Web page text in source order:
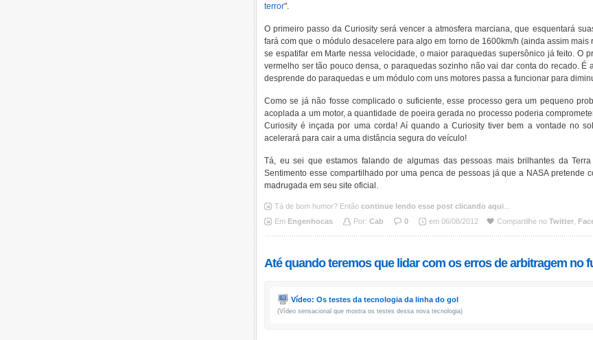
terror".
O primeiro passo da Curiosity será vencer a atmosfera marciana, que esquentará
fará com que o módulo desacelere para algo em torno de 1600km/h (ainda assim
se espatifar em Marte nessa velocidade, o maior paraquedas supersônico já feito. O
vermelho ser tão pouco densa, o paraquedas sozinho não vai dar conta do recado. É
desprende do paraquedas e um módulo com uns motores passa a funcionar para
Como se já não fosse complicado o suficiente, esse processo gera um pequeno
acoplada a um motor, a quantidade de poeira gerada no processo poderia
Curiosity é inçada por uma corda! Aí quando a Curiosity tiver bem a vontade no
acelerará para cair a uma distância segura do veículo!
Tá, eu sei que estamos falando de algumas das pessoas mais brilhantes da
Sentimento esse compartilhado por uma penca de pessoas já que a NASA pretende
madrugada em seu site oficial.
Tá de bom humor? Então continue lendo esse post clicando aqui
Em Engenhocas Por: Cab 0 em 06/08/2012 Compartilhe no Twitter
Até quando teremos que lidar com os erros de arbitragem no
Vídeo: Os testes da tecnologia da linha do gol
(Vídeo sensacional que mostra os testes dessa nova tecnologia)